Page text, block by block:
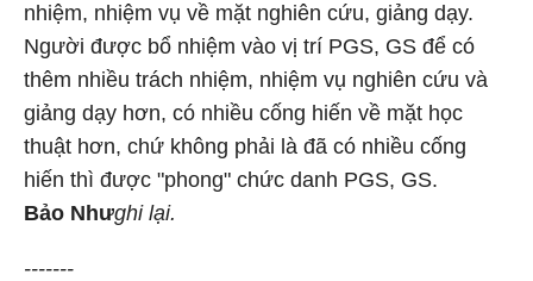
nhiệm, nhiệm vụ về mặt nghiên cứu, giảng dạy.
Người được bổ nhiệm vào vị trí PGS, GS để có
thêm nhiều trách nhiệm, nhiệm vụ nghiên cứu và
giảng dạy hơn, có nhiều cống hiến về mặt học
thuật hơn, chứ không phải là đã có nhiều cống
hiến thì được "phong" chức danh PGS, GS.
Bảo Nhưghi lại.
-------